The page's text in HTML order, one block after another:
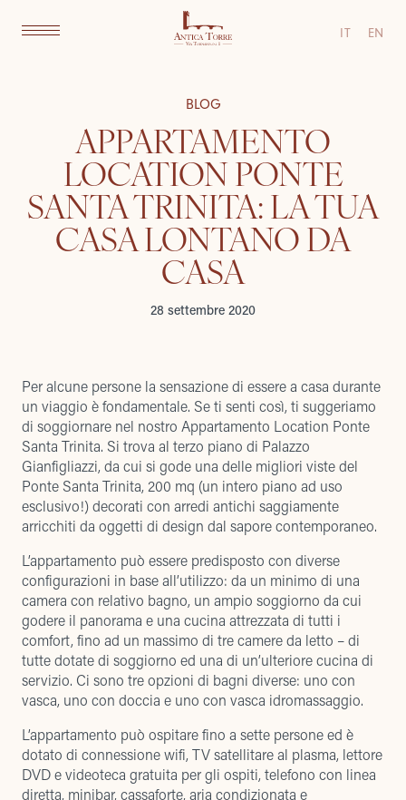
IT EN
BLOG
APPARTAMENTO
LOCATION PONTE
SANTA TRINITA: LA TUA
CASA LONTANO DA
CASA
28 settembre 2020
Per alcune persone la sensazione di essere a casa durante
un viaggio è fondamentale. Se ti senti così, ti suggeriamo
di soggiornare nel nostro Appartamento Location Ponte
Santa Trinita. Si trova al terzo piano di Palazzo
Gianfigliazzi, da cui si gode una delle migliori viste del
Ponte Santa Trinita, 200 mq (un intero piano ad uso
esclusivo!) decorati con arredi antichi saggiamente
arricchiti da oggetti di design dal sapore contemporaneo.
L’appartamento può essere predisposto con diverse
configurazioni in base all’utilizzo: da un minimo di una
camera con relativo bagno, un ampio soggiorno da cui
godere il panorama e una cucina attrezzata di tutti i
comfort, fino ad un massimo di tre camere da letto – di
tutte dotate di soggiorno ed una di un’ulteriore cucina di
servizio. Ci sono tre opzioni di bagni diverse: uno con
vasca, uno con doccia e uno con vasca idromassaggio.
L’appartamento può ospitare fino a sette persone ed è
dotato di connessione wifi, TV satellitare al plasma, lettore
DVD e videoteca gratuita per gli ospiti, telefono con linea
diretta, minibar, cassaforte, aria condizionata e